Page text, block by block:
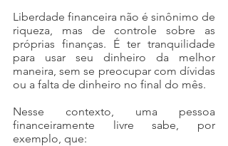
Liberdade financeira não é sinônimo de
riqueza, mas de controle sobre as
próprias finanças. É ter tranquilidade
para usar seu dinheiro da melhor
maneira, sem se preocupar com dívidas
ou a falta de dinheiro no final do mês.
Nesse contexto, uma pessoa
financeiramente livre sabe, por
exemplo, que: